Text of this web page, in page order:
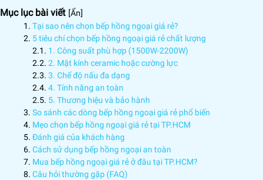
Mục lục bài viết [Ẩn]
Tại sao nên chọn bếp hồng ngoại giá rẻ?
5 tiêu chí chọn bếp hồng ngoại giá rẻ chất lượng
1. Công suất phù hợp (1500W-2200W)
2. Mặt kính ceramic hoặc cường lực
3. Chế độ nấu đa dạng
4. Tính năng an toàn
5. Thương hiệu và bảo hành
So sánh các dòng bếp hồng ngoại giá rẻ phổ biến
Mẹo chọn bếp hồng ngoại giá rẻ tại TP.HCM
Đánh giá của khách hàng
Cách sử dụng bếp hồng ngoại an toàn
Mua bếp hồng ngoại giá rẻ ở đâu tại TP.HCM?
Câu hỏi thường gặp (FAQ)